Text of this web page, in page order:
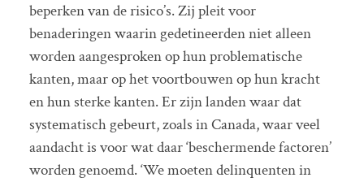
beperken van de risico’s. Zij pleit voor
benaderingen waarin gedetineerden niet alleen
worden aangesproken op hun problematische
kanten, maar op het voortbouwen op hun kracht
en hun sterke kanten. Er zijn landen waar dat
systematisch gebeurt, zoals in Canada, waar veel
aandacht is voor wat daar ‘beschermende factoren’
worden genoemd. ‘We moeten delinquenten in